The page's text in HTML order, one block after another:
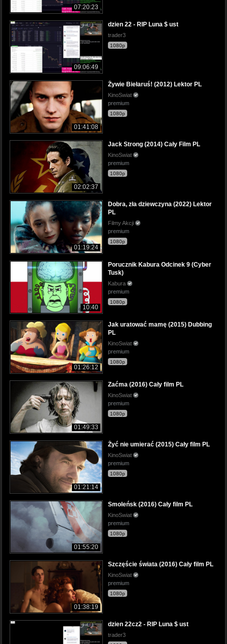
07:20:23
09:06:49
dzien 22 - RIP Luna $ ust
trader3
1080p
01:41:08
Żywie Biełaruś! (2012) Lektor PL
KinoSwiat
premium
1080p
02:02:37
Jack Strong (2014) Cały Film PL
KinoSwiat
premium
1080p
01:19:24
Dobra, zła dziewczyna (2022) Lektor
PL
Filmy Akcji
premium
1080p
10:40
Porucznik Kabura Odcinek 9 (Cyber
Tusk)
Kabura
premium
1080p
01:26:12
Jak uratować mamę (2015) Dubbing
PL
KinoSwiat
premium
1080p
01:49:33
Zaćma (2016) Cały film PL
KinoSwiat
premium
1080p
01:21:14
Żyć nie umierać (2015) Cały film PL
KinoSwiat
premium
1080p
01:55:20
Smoleńsk (2016) Cały film PL
KinoSwiat
premium
1080p
01:38:19
Szczęście świata (2016) Cały film PL
KinoSwiat
premium
1080p
dzien 22cz2 - RIP Luna $ ust
trader3